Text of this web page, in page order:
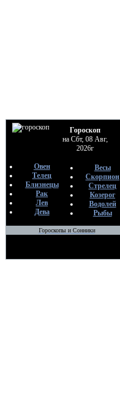
Гороскоп
на Сбт, 08 Авг,
2026г
Овен
Телец
Близнецы
Рак
Лев
Дева
Весы
Скорпион
Стрелец
Козерог
Водолей
Рыбы
Гороскопы и Сонники